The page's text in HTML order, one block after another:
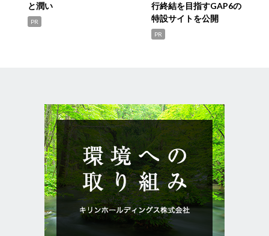
と潤い
PR
行終結を目指すGAP6の
特設サイトを公開
PR